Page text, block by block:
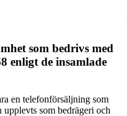
som bedrivs med
enligt de insamlade
en telefonförsäljning som
som bedrägeri och